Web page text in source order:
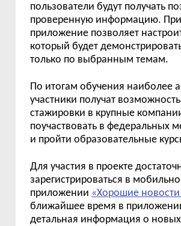
пользователи будут получать
проверенную информацию.
приложение позволяет
который будет
только по выбранным темам.
По итогам обучения наиболее
участники получат
стажировки в крупные
поучаствовать в федеральных
и пройти образовательные
Для участия в проекте
зарегистрироваться в
приложении «Хорошие
ближайшее время в
детальная информация о новых